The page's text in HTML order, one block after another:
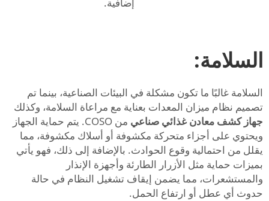
إضافية.
السلامة:
السلامة غالبًا ما تكون مشكلة في البيئات الصناعية، بينما تم
تصميم نظام ميزان المعدات بعناية مع مراعاة السلامة، وكذلك
جهاز كشف معادن غذائي صناعي
من COSO. يتم حماية الجهاز
ويحتوي على أجزاء متحركة مكشوفة أو أسلاك مكشوفة، مما
يقلل من احتمالية وقوع الحوادث. بالإضافة إلى ذلك، فهو يأتي
بميزات حماية مثل الأزرار الطارئة وأجهزة الإنذار
والمستشعرات، مما يضمن إيقاف تشغيل النظام في حالة
حدوث أي عطل أو ارتفاع الحمل.